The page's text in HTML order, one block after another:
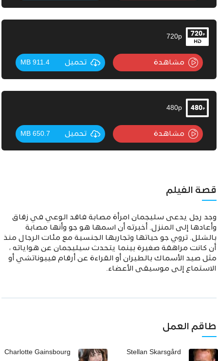
720p
مشاهدة تحميل 911.4 MB
480p
مشاهدة تحميل 650.7 MB
قصة الفيلم
وجد رجل يدعى سليجمان امرأة مصابة فاقد الوعي في زقاق
وأعادها إلى المنزل. أخبرته أن اسمها هو جو وأنها مصابة
بالشلل. تروي جو حياتها وتجاربها الجنسية مع مئات الرجال منذ
أن كانت مراهقة صغيرة بينما يتحدث سيليجمان عن هواياته ،
مثل صيد الأسماك بالطيران أو القراءة عن أرقام فيبوناتشي أو
الاستماع إلى موسيقى الأعضاء.
طاقم العمل
Stellan Skarsgård
Charlotte Gainsbourg